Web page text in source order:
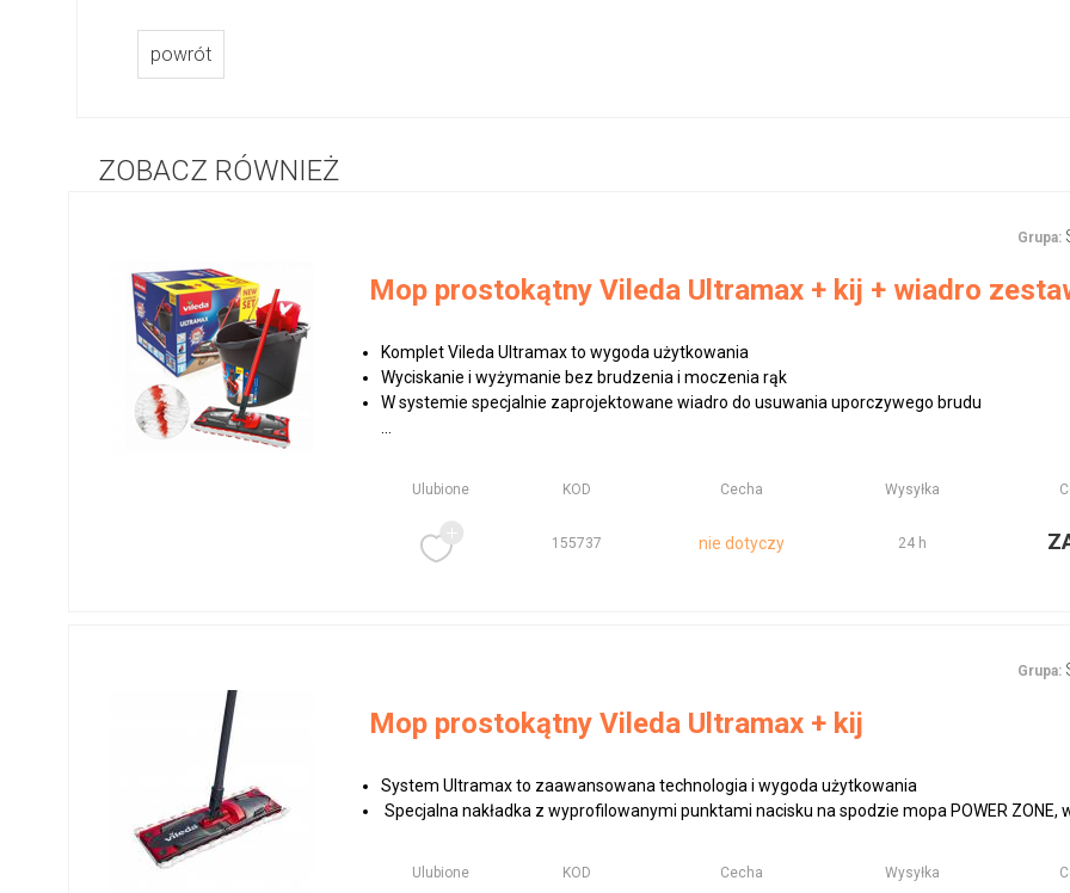
powrót
ZOBACZ RÓWNIEŻ
Grupa:
Mop prostokątny Vileda Ultramax + kij + wiadro
Komplet Vileda Ultramax to wygoda użytkowania
Wyciskanie i wyżymanie bez brudzenia i moczenia rąk
W systemie specjalnie zaprojektowane wiadro do usuwania uporczywego brudu
...
Ulubione KOD Cecha Wysyłka
155737 nie dotyczy 24 h
Grupa:
Mop prostokątny Vileda Ultramax + kij
System Ultramax to zaawansowana technologia i wygoda użytkowania
Specjalna nakładka z wyprofilowanymi punktami nacisku na spodzie mopa POWER ZONE,
Ulubione KOD Cecha Wysyłka